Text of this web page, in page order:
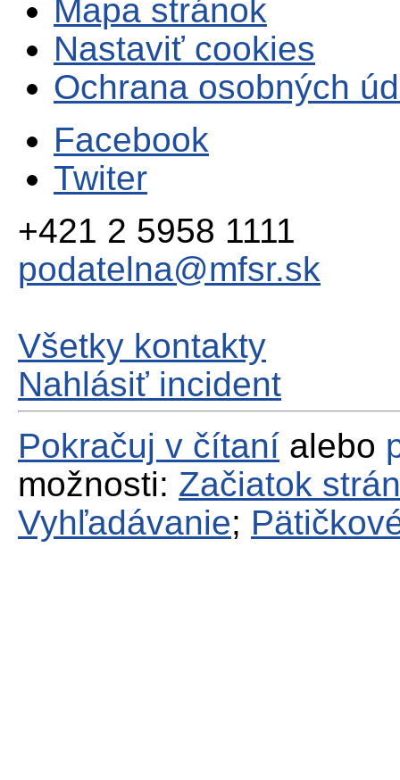
Mapa stránok
Nastaviť cookies
Ochrana osobných
Facebook
Twiter
+421 2 5958 1111
podatelna@mfsr.sk
Všetky kontakty
Nahlásiť incident
Pokračuj v čítaní alebo
možnosti: Začiatok
Vyhľadávanie;